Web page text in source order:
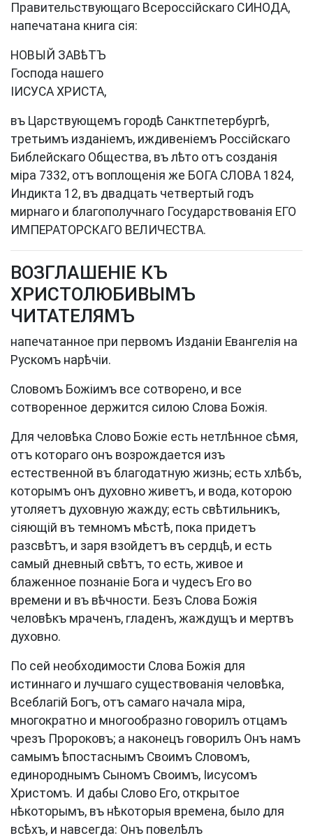
Правительствующаго Всероссійскаго СИНОДА,
напечатана книга сія:
НОВЫЙ ЗАВѣТЪ
Господа нашего
ІИСУСА ХРИСТА,
въ Царствующемъ городѣ Санктпетербургѣ,
третьимъ изданіемъ, иждивеніемъ Россійскаго
Библейскаго Общества, въ лѣто отъ созданія
міра 7332, отъ воплощенія же БОГА СЛОВА 1824,
Индикта 12, въ двадцать четвертый годъ
мирнаго и благополучнаго Государствованія ЕГО
ИМПЕРАТОРСКАГО ВЕЛИЧЕСТВА.
ВОЗГЛАШЕНІЕ КЪ
ХРИСТОЛЮБИВЫМЪ
ЧИТАТЕЛЯМЪ
напечатанное при первомъ Изданіи Евангелія на
Рускомъ нарѣчіи.
Словомъ Божіимъ все сотворено, и все
сотворенное держится силою Слова Божія.
Для человѣка Слово Божіе есть нетлѣнное сѣмя,
отъ котораго онъ возрождается изъ
естественной въ благодатную жизнь; есть хлѣбъ,
которымъ онъ духовно живетъ, и вода, которою
утоляетъ духовную жажду; есть свѣтильникъ,
сіяющій въ темномъ мѣстѣ, пока придетъ
разсвѣтъ, и заря взойдетъ въ сердцѣ, и есть
самый дневный свѣтъ, то есть, живое и
блаженное познаніе Бога и чудесъ Его во
времени и въ вѣчности. Безъ Слова Божія
человѣкъ мраченъ, гладенъ, жаждущъ и мертвъ
духовно.
По сей необходимости Слова Божія для
истиннаго и лучшаго существованія человѣка,
Всеблагій Богъ, отъ самаго начала міра,
многократно и многообразно говорилъ отцамъ
чрезъ Пророковъ; а наконецъ говорилъ Онъ намъ
самымъ ѣпостаснымъ Своимъ Словомъ,
единороднымъ Сыномъ Своимъ, Іисусомъ
Христомъ. И дабы Слово Его, открытое
нѣкоторымъ, въ нѣкоторыя времена, было для
всѣхъ, и навсегда: Онъ повелѣлъ